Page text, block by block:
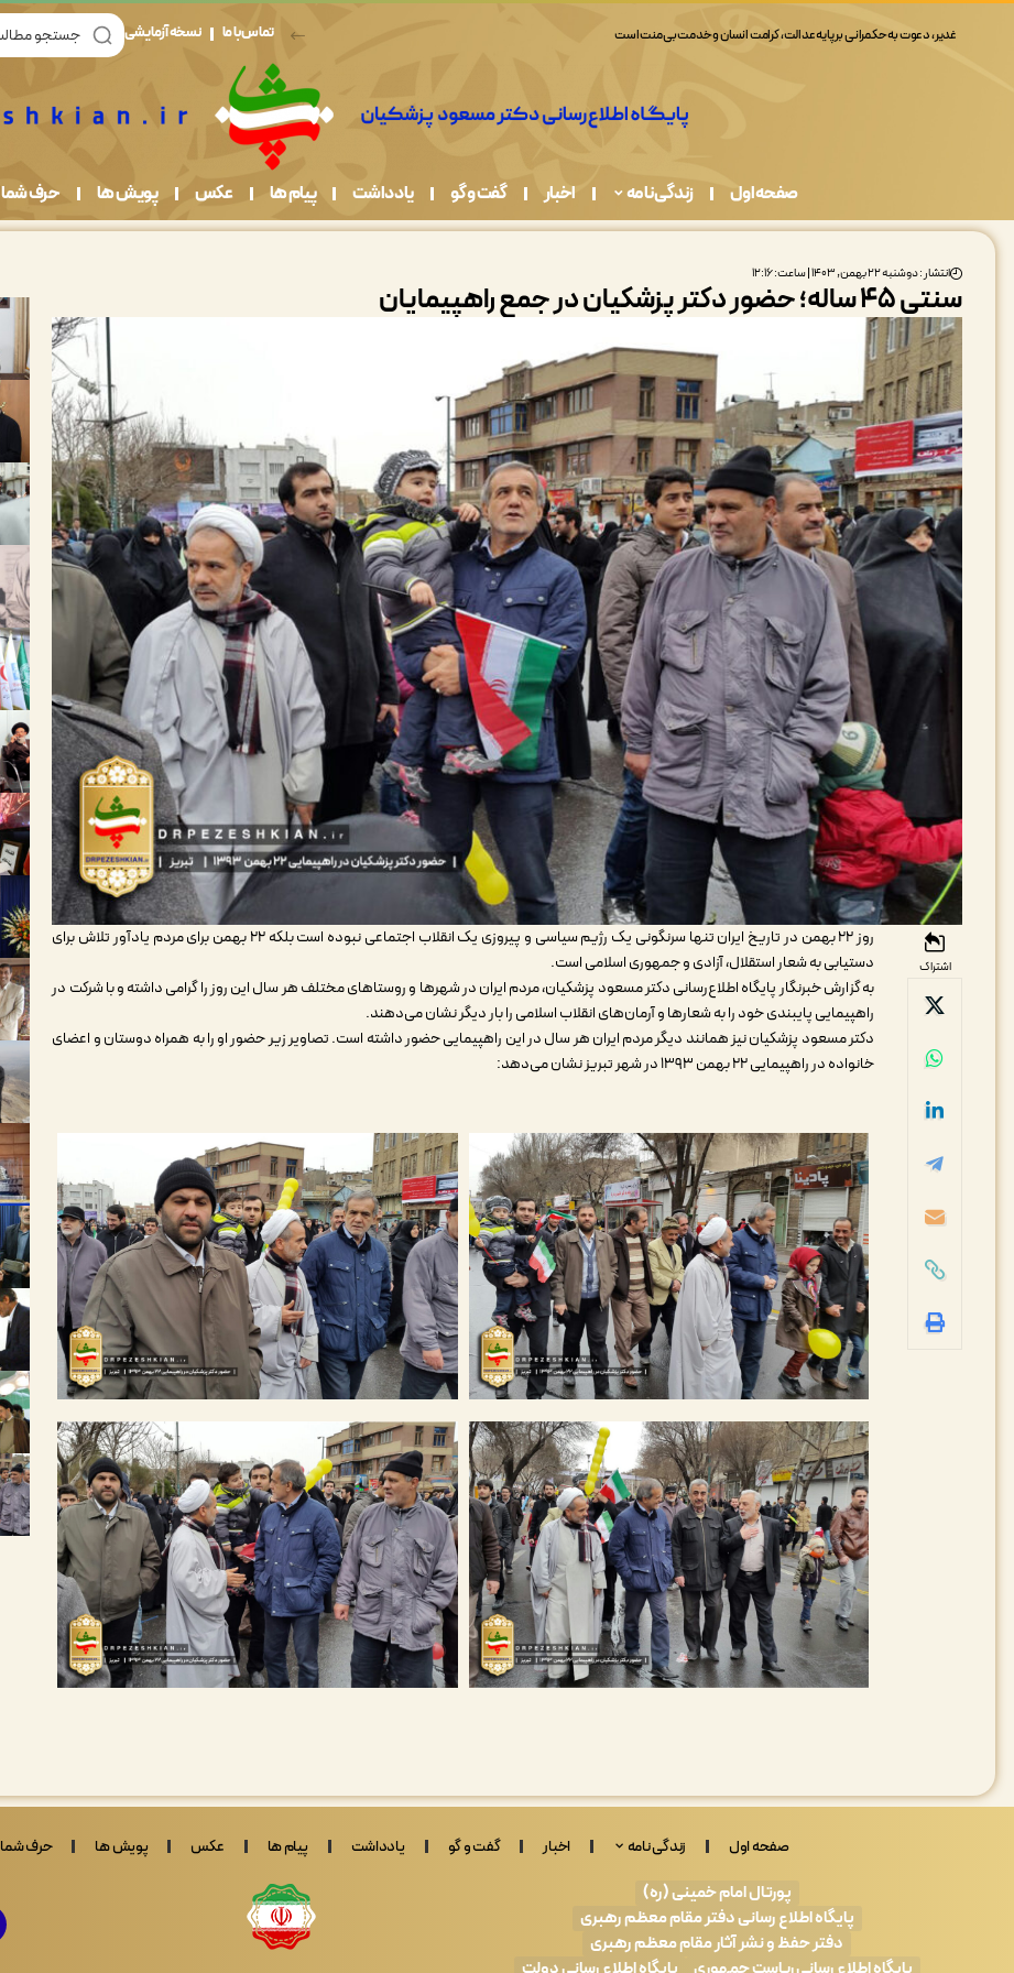
غدیر، دعوت به حکمرانی بر پایه عدالت، کرامت انسان و خدمت بی‌منت است تماس با ما نسخه آزمایشی
صفحه اول زندگی نامه اخبار گفت و گو یادداشت پیام ها عکس پویش ها حرف شما
انتشار : دوشنبه ۲۲ بهمن, ۱۴۰۳ | ساعت: ۱۲:۱۶
سنتی ۴۵ ساله؛ حضور دکتر پزشکیان در جمع راهپیمایان
اشتراک
روز ۲۲ بهمن در تاریخ ایران تنها سرنگونی یک رژیم سیاسی و پیروزی یک انقلاب اجتماعی نبوده است بلکه ۲۲ بهمن برای مردم یادآور تلاش برای
دستیابی به شعار استقلال، آزادی و جمهوری اسلامی است.
به گزارش خبرنگار پایگاه اطلاع‌رسانی دکتر مسعود پزشکیان، مردم ایران در شهرها و روستاهای مختلف هر سال این روز را گرامی داشته و با شرکت در
راهپیمایی پایبندی خود را به شعارها و آرمان‌های انقلاب اسلامی را بار دیگر نشان می‌دهند.
دکتر مسعود پزشکیان نیز همانند دیگر مردم ایران هر سال در این راهپیمایی حضور داشته است. تصاویر زیر حضور او را به همراه دوستان و اعضای
خانواده در راهپیمایی ۲۲ بهمن ۱۳۹۳ در شهر تبریز نشان می‌دهد:
صفحه اول زندگی نامه اخبار گفت و گو یادداشت پیام ها عکس پویش ها حرف شما
پورتال امام خمینی (ره)
پایگاه اطلاع رسانی دفتر مقام معظم رهبری
دفتر حفظ و نشر آثار مقام معظم رهبری